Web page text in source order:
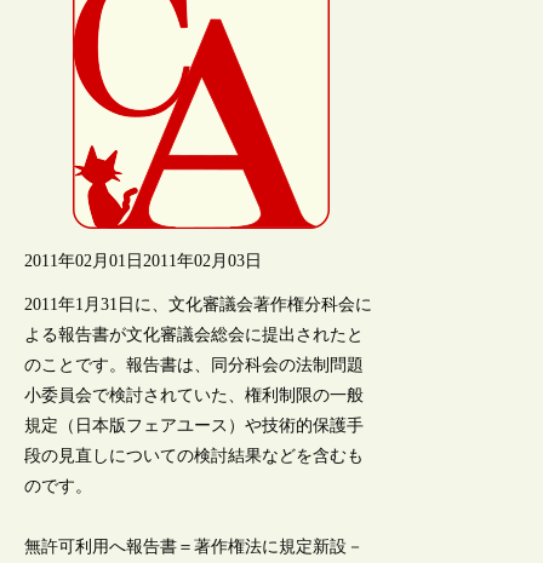
2011年02月01日 2011年02月03日
2011年1月31日に、文化審議会著作権分科会に
よる報告書が文化審議会総会に提出されたと
のことです。報告書は、同分科会の法制問題
小委員会で検討されていた、権利制限の一般
規定（日本版フェアユース）や技術的保護手
段の見直しについての検討結果などを含むも
のです。
無許可利用へ報告書＝著作権法に規定新設－